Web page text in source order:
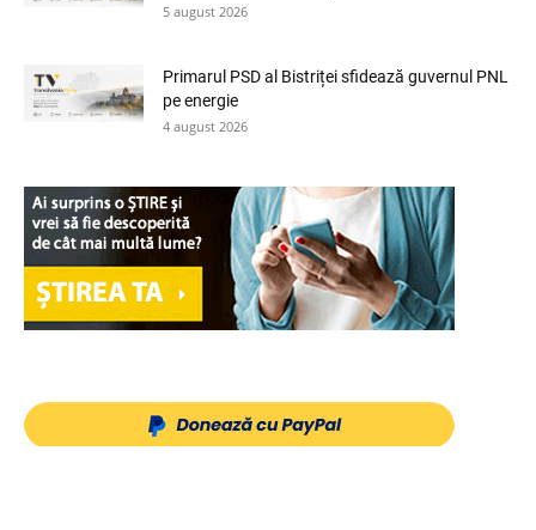
5 august 2026
Primarul PSD al Bistriței sfidează guvernul PNL
pe energie
4 august 2026